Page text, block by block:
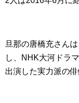
旦那の唐橋充さん
し、NHK大河ドラ
出演した実力派の俳